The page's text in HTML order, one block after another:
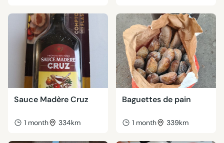
Sauce Madère Cruz
1 month 334km
Baguettes de pain
1 month 339km